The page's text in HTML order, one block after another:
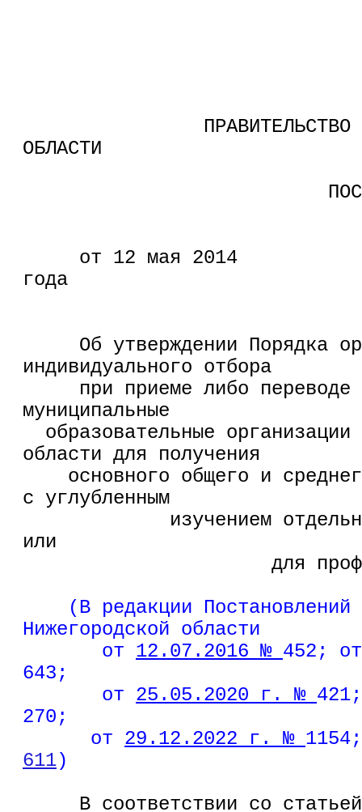
ПРАВИТЕЛЬСТВО
ОБЛАСТИ
от 12 мая 2014
года
Об утверждении Порядка
индивидуального отбора
при приеме либо переводе в
муниципальные
образовательные организации
области для получения
основного общего и
с углубленным
изучением отдельных
или
для
(В редакции Постановлений
Нижегородской области
от 12.07.2016 № 452;
643;
от 25.05.2020 г. №
270;
от 29.12.2022 г. №
611)
В соответствии со статьей